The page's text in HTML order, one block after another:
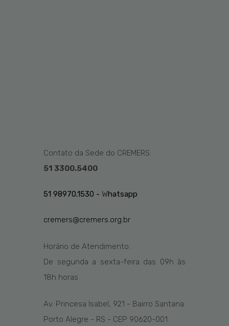
Contato da Sede do CREMERS:
51 3300.5400
51 98970.1530 - Whatsapp
cremers@cremers.org.br
Horário de Atendimento:
De segunda a sexta-feira das 09h às
18h horas
Av. Princesa Isabel, 921 - Bairro Santana
Porto Alegre - RS - CEP 90620-001